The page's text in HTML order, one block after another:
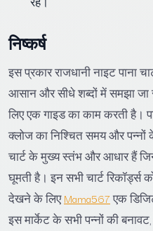
निष्कर्ष
इस प्रकार राजधानी नाइट पाना
आसान और सीधे शब्दों में समझा जा
लिए एक गाइड का काम करती है।
क्लोज का निश्चित समय और
चार्ट के मुख्य स्तंभ और आधार हैं
घूमती है। इन सभी चार्ट रिकॉर्ड्स
देखने के लिएMama567एक
इस मार्केट के सभी पन्नों की